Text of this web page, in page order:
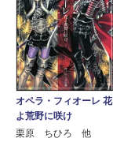
オペラ・フィオーレ 花
よ荒野に咲け
栗原 ちひろ 他